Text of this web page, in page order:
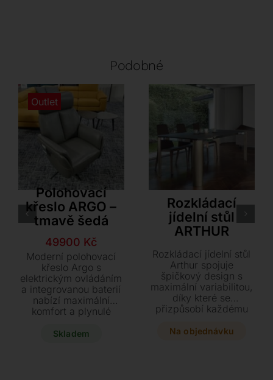
Podobné
Outlet
Polohovací
křeslo ARGO –
tmavě šedá
Původní
cena
byla:
59900 Kč.
49900 Kč
Aktuální
cena
je:
49900 Kč.
Moderní polohovací
křeslo Argo s
elektrickým ovládáním
a integrovanou baterií
nabízí maximální
komfort a plynulé
dokonalou relaxaci.
Skladem
Rozkládací
jídelní stůl
ARTHUR
Rozkládací jídelní stůl
Arthur spojuje
špičkový design s
maximální variabilitou,
díky které se
přizpůsobí každému
elegantních kombinací
Na objednávku